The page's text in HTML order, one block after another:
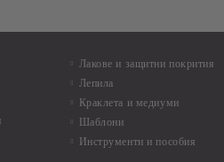
Лакове и защитни покрития
Лепила
Краклета и медиуми
Шаблони
Инструменти и пособия